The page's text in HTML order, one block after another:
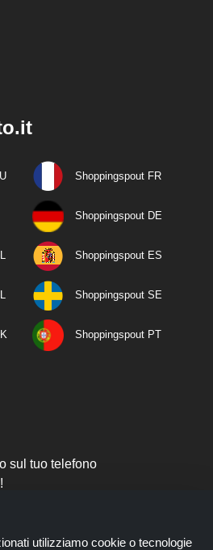
Shoppingspout FR
Shoppingspout DE
Shoppingspout ES
Shoppingspout SE
Shoppingspout PT
sul tuo telefono
utilizziamo cookie o tecnologie